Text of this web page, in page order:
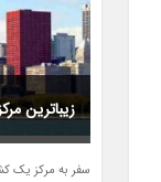
زیباترین
سفر به مرکز یک